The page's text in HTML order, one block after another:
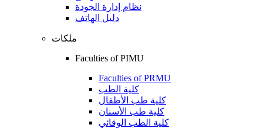
نظام إدارة الجودة
دليل الهاتف
ملكات
Faculties of PIMU
Faculties of PRMU
كلية الطب
كلية طب الأطفال
كلية طب الأسنان
كلية الطب الوقائي